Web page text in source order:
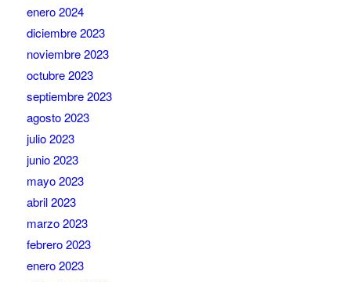
enero 2024
diciembre 2023
noviembre 2023
octubre 2023
septiembre 2023
agosto 2023
julio 2023
junio 2023
mayo 2023
abril 2023
marzo 2023
febrero 2023
enero 2023